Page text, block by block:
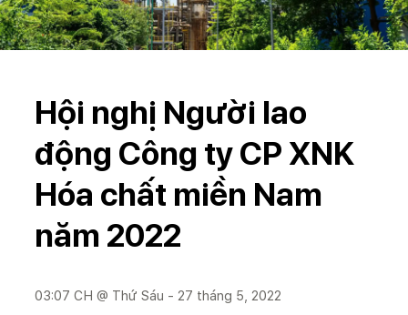
Hội nghị Người lao
động Công ty CP XNK
Hóa chất miền Nam
năm 2022
03:07 CH @ Thứ Sáu - 27 tháng 5, 2022